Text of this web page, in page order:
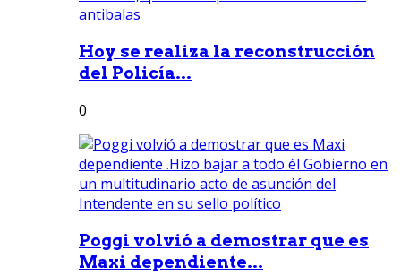
Hoy se realiza la reconstrucción
del Policía...
0
Poggi volvió a demostrar que es
Maxi dependiente...